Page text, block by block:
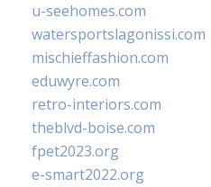
u-seehomes.com
watersportslagonissi.com
mischieffashion.com
eduwyre.com
retro-interiors.com
theblvd-boise.com
fpet2023.org
e-smart2022.org